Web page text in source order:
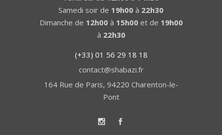
Samedi soir de 19h00 à 22h30
Dimanche de 12h00à 15h00et de 19h00
à 22h30
(+33) 01 56 29 18 18
contact@shabazi.fr
164 Rue de Paris, 94220 Charenton-le-
Pont